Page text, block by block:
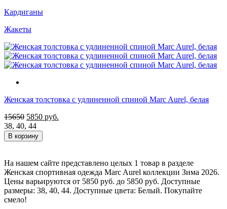
Кардиганы
Жакеты
Женская толстовка с удлиненной спиной Marc Aurel, белая
15650 5850 руб.
38, 40, 44
В корзину
На нашем сайте представлено целых 1 товар в разделе
Женская спортивная одежда Marc Aurel коллекции Зима 2026.
Цены варьируются от 5850 руб. до 5850 руб. Доступные
размеры: 38, 40, 44. Доступные цвета: Белый. Покупайте
смело!